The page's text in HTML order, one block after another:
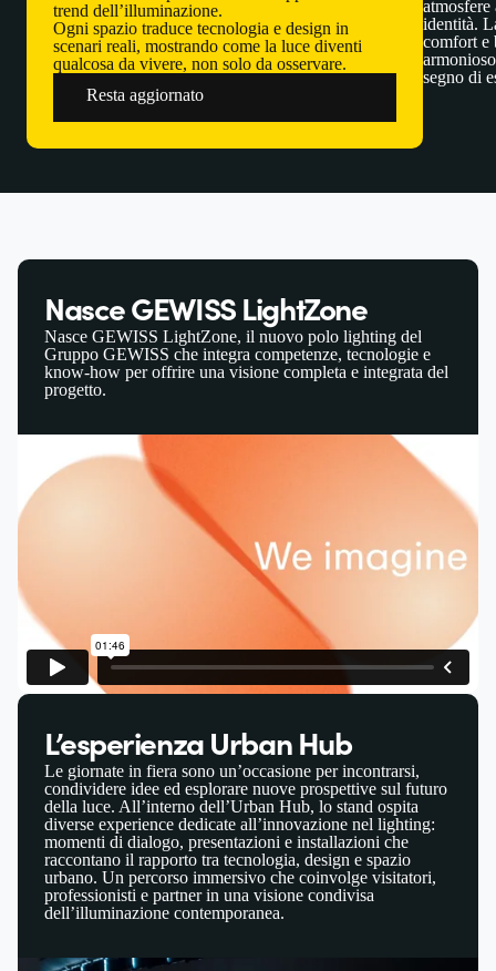
trend dell’illuminazione.
Ogni spazio traduce tecnologia e design in
scenari reali, mostrando come la luce diventi
qualcosa da vivere, non solo da osservare.
Resta aggiornato
identità.
comfort e
segno di
Nasce GEWISS LightZone
Nasce GEWISS LightZone, il nuovo polo lighting del
Gruppo GEWISS che integra competenze, tecnologie e
know‑how per offrire una visione completa e integrata del
progetto.
L’esperienza Urban Hub
Le giornate in fiera sono un’occasione per incontrarsi,
condividere idee ed esplorare nuove prospettive sul futuro
della luce. All’interno dell’Urban Hub, lo stand ospita
diverse experience dedicate all’innovazione nel lighting:
momenti di dialogo, presentazioni e installazioni che
raccontano il rapporto tra tecnologia, design e spazio
urbano. Un percorso immersivo che coinvolge visitatori,
professionisti e partner in una visione condivisa
dell’illuminazione contemporanea.